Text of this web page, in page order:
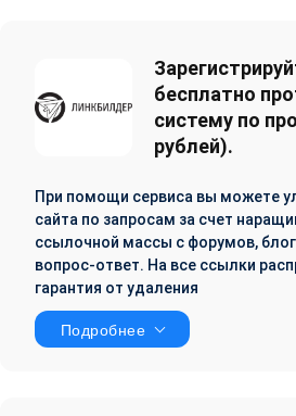
бесплатно
систему по
рублей).
При помощи сервиса вы можете
сайта по запросам за счет
ссылочной массы с форумов,
вопрос-ответ. На все ссылки
гарантия от удаления
Подробнее